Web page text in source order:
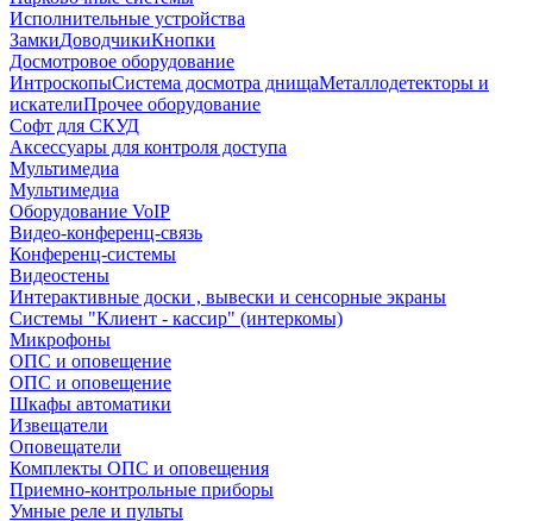
Исполнительные устройства
ЗамкиДоводчикиКнопки
Досмотровое оборудование
ИнтроскопыСистема досмотра днищаМеталлодетекторы и
искателиПрочее оборудование
Софт для СКУД
Аксессуары для контроля доступа
Мультимедиа
Мультимедиа
Оборудование VoIP
Видео-конференц-связь
Конференц-системы
Видеостены
Интерактивные доски , вывески и сенсорные экраны
Системы "Клиент - кассир" (интеркомы)
Микрофоны
ОПС и оповещение
ОПС и оповещение
Шкафы автоматики
Извещатели
Оповещатели
Комплекты ОПС и оповещения
Приемно-контрольные приборы
Умные реле и пульты